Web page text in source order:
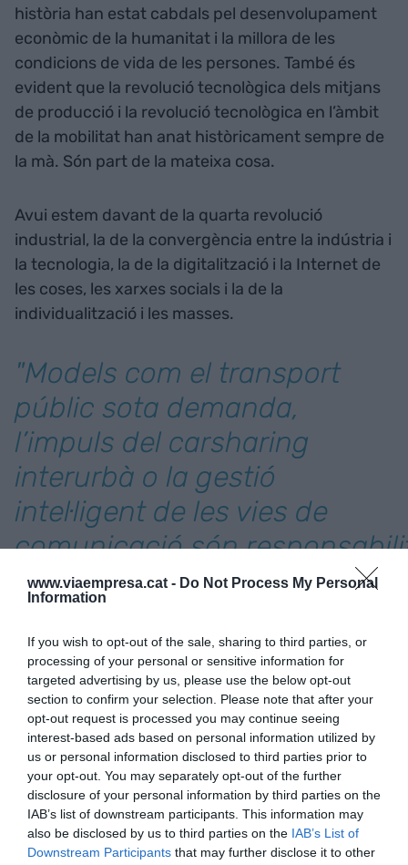
www.viaempresa.cat - Do Not Process My Personal
Information
If you wish to opt-out of the sale, sharing to third parties, or
processing of your personal or sensitive information for
targeted advertising by us, please use the below opt-out
section to confirm your selection. Please note that after your
opt-out request is processed you may continue seeing
interest-based ads based on personal information utilized by
us or personal information disclosed to third parties prior to
your opt-out. You may separately opt-out of the further
disclosure of your personal information by third parties on the
IAB’s list of downstream participants. This information may
also be disclosed by us to third parties on the IAB’s List of
Downstream Participants that may further disclose it to other
història han estat cabdals pel desenvolupament
econòmic de la humanitat i la millora de les
condicions de vida de les persones. També és
evident que la revolució tecnològica dels mitjans
de producció i la revolució tecnològica en l’àmbit
de la mobilitat han anat històricament sempre de
la mà. Són part de la mateixa cosa.
Avui estem davant de la quarta revolució
industrial, la de la convergència entre la indústria i
la tecnologia, la de la digitalització i la Internet de
les coses, les xarxes socials i la de la
individualització i les masses.
"Models com el transport
públic sota demanda,
l’impuls del carsharing
interurbà o la gestió
intel·ligent de les vies de
comunicació són
dels nostres governants"
substitució dels combustibles sòlits per
l’electricitat, la conducció autònoma (cotxes
sense conductors), i que farà dels nostres
vehicles eines netes i respectuoses amb el medi
ambient. I també de l’ús del Big Data que permeti
obtenir informació d'hàbits sobre la mobilitat de
les persones per col·lectius, establir patrons i
satisfer necessitats.Mobility Big Data. Així
doncs, és necessari que les nostres